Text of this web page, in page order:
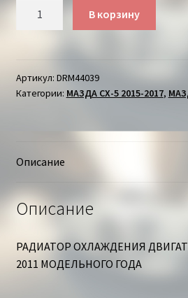
ДВИГАТЕЛЯ
МАЗДА
В корзину
Артикул: DRM44039
Категории: МАЗДА СХ-5 2015-2017,
Описание
Описание
РАДИАТОР ОХЛАЖДЕНИЯ
2011 МОДЕЛЬНОГО ГОДА